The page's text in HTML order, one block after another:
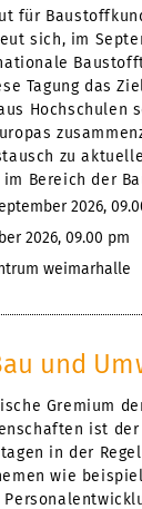
für
sich, im
Tagung das
Hochschulen
zu
Bereich der
2026,
2026, 09.00 pm
weimarhalle
und
Gremium
ist
in der
wie